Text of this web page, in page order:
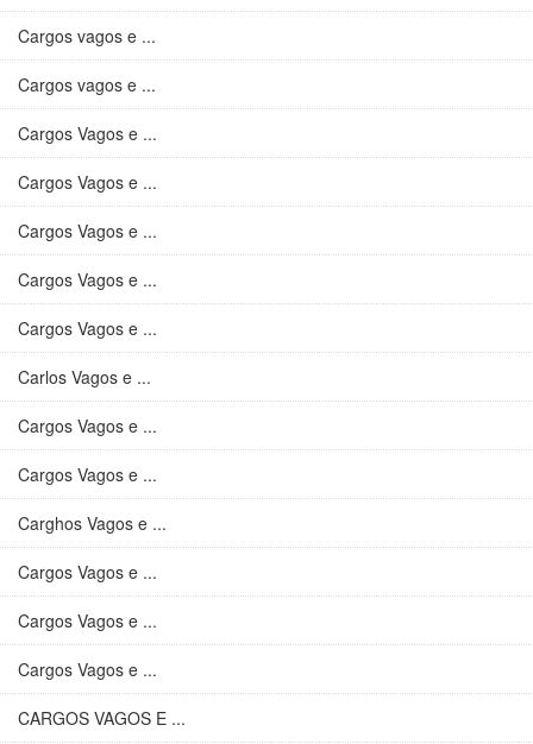
Cargos vagos e ...
Cargos vagos e ...
Cargos Vagos e ...
Cargos Vagos e ...
Cargos Vagos e ...
Cargos Vagos e ...
Cargos Vagos e ...
Carlos Vagos e ...
Cargos Vagos e ...
Cargos Vagos e ...
Carghos Vagos e ...
Cargos Vagos e ...
Cargos Vagos e ...
Cargos Vagos e ...
CARGOS VAGOS E ...